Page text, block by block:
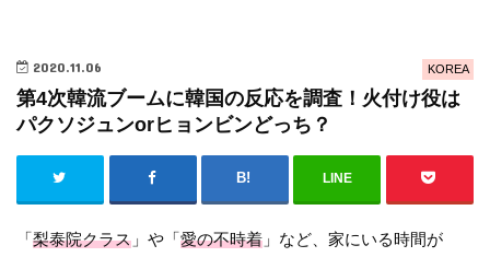
KOREA
2020.11.06
第4次韓流ブームに韓国の反応を調査！火付け役は
パクソジュンorヒョンビンどっち？
LINE
「梨泰院クラス 」や「愛の不時着 」など、家にいる時間が